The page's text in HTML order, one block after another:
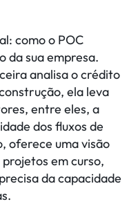
como o POC
da sua empresa.
analisa o crédito
ela leva
entre eles, a
dos fluxos de
oferece uma visão
em curso,
da capacidade